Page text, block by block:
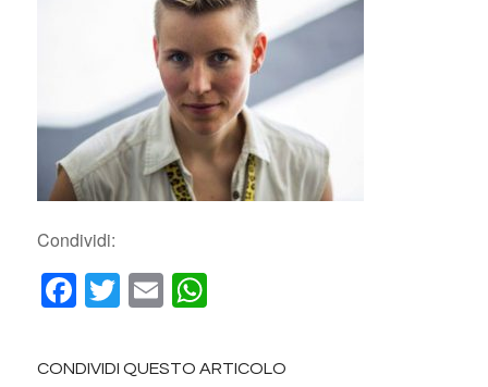
Condividi:
Facebook
Twitter
EmailWhatsApp
CONDIVIDI QUESTO ARTICOLO